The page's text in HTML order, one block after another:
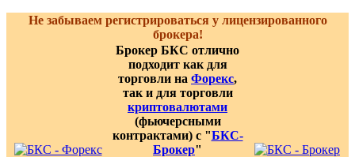
Не забываем регистрироваться у лицензированного
брокера!
Брокер БКС отлично
подходит как для
торговли на Форекс,
так и для торговли
криптовалютами
(фьючерсными
контрактами) с "БКС-
Брокер"